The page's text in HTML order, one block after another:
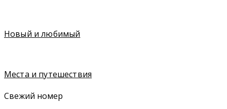
Новый и любимый
Места и путешествия
Свежий номер